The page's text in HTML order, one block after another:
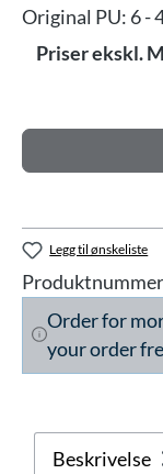
Original PU: 6 -
Priser ekskl.
Legg til ønskeliste
Order for
your order
Beskrivelse